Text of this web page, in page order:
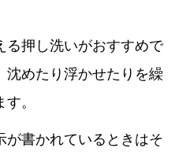
る押し洗いがおすすめで
沈めたり浮かせたりを繰
。
が書かれているときはそ